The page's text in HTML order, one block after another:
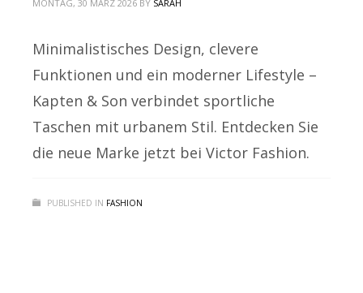
MONTAG, 30 MÄRZ 2026 BY SARAH
Minimalistisches Design, clevere
Funktionen und ein moderner Lifestyle –
Kapten & Son verbindet sportliche
Taschen mit urbanem Stil. Entdecken Sie
die neue Marke jetzt bei Victor Fashion.
PUBLISHED IN FASHION